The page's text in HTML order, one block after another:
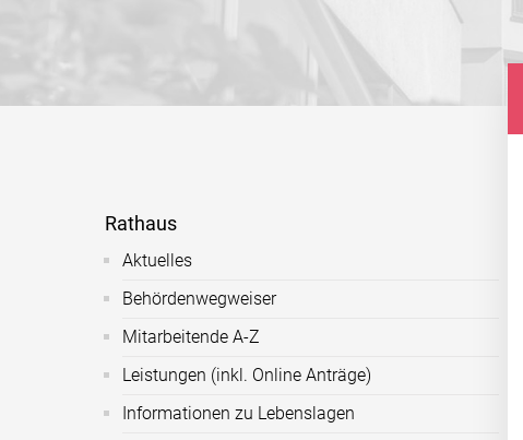
Rathaus
Aktuelles
Behördenwegweiser
Mitarbeitende A-Z
Leistungen (inkl. Online Anträge)
Informationen zu Lebenslagen